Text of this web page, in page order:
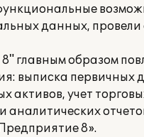
данных,
главным образом
выписка первичных
активов, учет
аналитических
8».